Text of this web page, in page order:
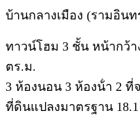
บ้านกลางเมือง (รามอิน
ทาวน์โฮม 3 ชั้น หน้ากว้า
ตร.ม.
3 ห้องนอน 3 ห้องน้ํา 2 ที่
ที่ดินแปลงมาตรฐาน